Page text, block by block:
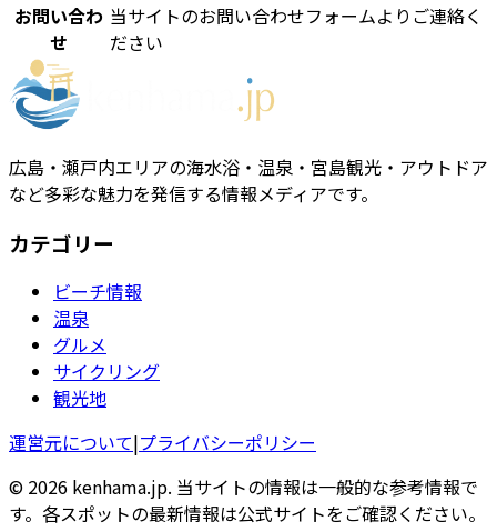
お問い合わ
せ
当サイトのお問い合わせフォームよりご連絡く
ださい
広島・瀬戸内エリアの海水浴・温泉・宮島観光・アウトドア
など多彩な魅力を発信する情報メディアです。
カテゴリー
ビーチ情報
温泉
グルメ
サイクリング
観光地
運営元について|プライバシーポリシー
© 2026 kenhama.jp. 当サイトの情報は一般的な参考情報で
す。各スポットの最新情報は公式サイトをご確認ください。